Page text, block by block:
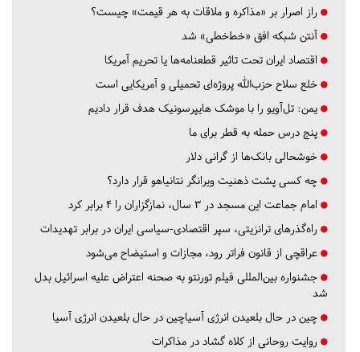
راز اصرار بر «مذاکره و ملاقات به هر قیمت» چیست؟
آنتن شبکه افق «خط‌خطی» شد
اقتصاد ایران تحت تاثیر قطعنامه‌ها یا تحریم‌ آمریکا
خلع سلاح حزب‌الله پروژه‌ای تحمیلی و آمریکایی است
یمن: تل‌آویو را با موشک هایپرسونیک هدف قرار دادیم
پنج درس‌ حمله به قطر برای ما
خوشحالی بانک‌ها از گرانی دلار
چه کسی پشت ذهنیت ویرانگر نتانیاهو قرار دارد؟
امام جماعت این مسجد در ۳ سال، نمازگزاران را ۴ برابر کرد
راه‌گذرهای ترانزیتی، سپر اقتصادی-سیاسی ایران در برابر تهدیدات
عراقچی از قانون فراتر رود، مجازات و استیضاح می‌شود
جشنواره بین‌المللی فیلم تورنتو به صحنه اعتراض علیه اسرائیل بدل
شد
چین در حال بلعیدن انرژی آسیاچین در حال بلعیدن انرژی آسیا
روایت روحانی از کلاه گشاد در مذاکرات